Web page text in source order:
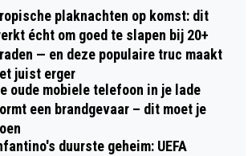
plaknachten op komst: dit
écht om goed te slapen bij 20+
— en deze populaire truc maakt
juist erger
oude mobiele telefoon in je lade
een brandgevaar – dit moet je
duurste geheim: UEFA